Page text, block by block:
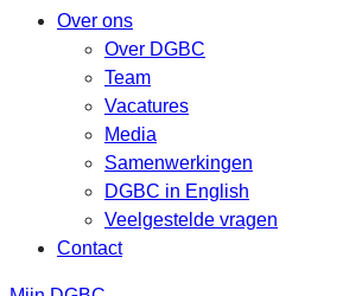
Over ons
Over DGBC
Team
Vacatures
Media
Samenwerkingen
DGBC in English
Veelgestelde vragen
Contact